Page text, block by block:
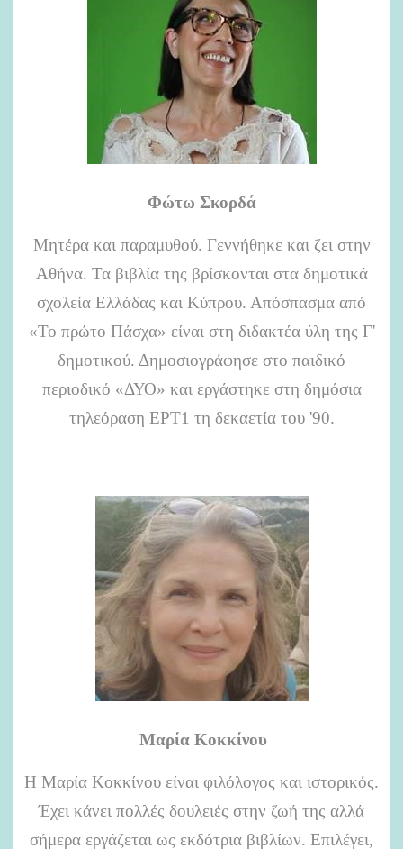
Φώτω Σκορδά
Μητέρα και παραμυθού. Γεννήθηκε και ζει στην
Αθήνα. Τα βιβλία της βρίσκονται στα δημοτικά
σχολεία Ελλάδας και Κύπρου. Απόσπασμα από
«Το πρώτο Πάσχα» είναι στη διδακτέα ύλη της Γ'
δημοτικού. Δημοσιογράφησε στο παιδικό
περιοδικό «ΔΥΟ» και εργάστηκε στη δημόσια
τηλεόραση ΕΡΤ1 τη δεκαετία του '90.
Μαρία Κοκκίνου
Η Μαρία Κοκκίνου είναι φιλόλογος και ιστορικός.
Έχει κάνει πολλές δουλειές στην ζωή της αλλά
σήμερα εργάζεται ως εκδότρια βιβλίων. Επιλέγει,